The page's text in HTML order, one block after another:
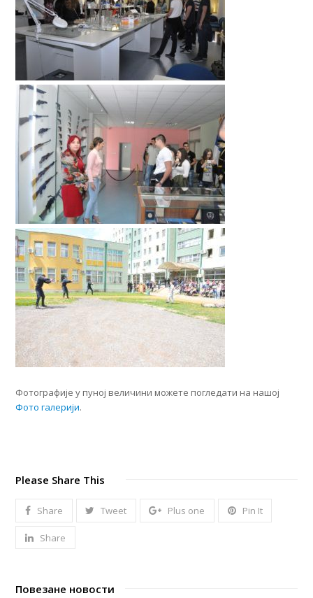
Фотографије у пуној величини можете погледати на нашој
Фото галерији.
Please Share This
Share Tweet Plus one Pin It
Share
Повезане новости